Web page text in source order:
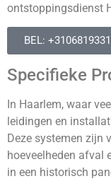
ontstoppingsdienst
BEL:
Specifieke
In Haarlem, waar
leidingen en
Deze systemen zijn
hoeveelheden afval
in een historisch